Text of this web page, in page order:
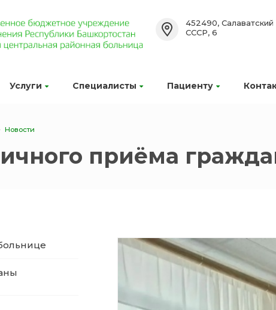
Услуги Специалисты Пациенту
452490,
СССР, 6
Новости
приёма